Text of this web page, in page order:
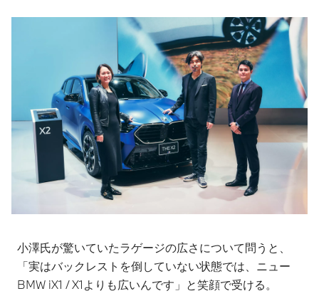
小澤氏が驚いていたラゲージの広さについて問うと、
「実はバックレストを倒していない状態では、ニュー
BMW iX1 / X1よりも広いんです」と笑顔で受ける。